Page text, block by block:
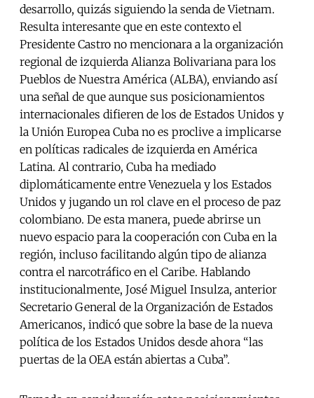
desarrollo, quizás siguiendo la senda de Vietnam.
Resulta interesante que en este contexto el
Presidente Castro no mencionara a la organización
regional de izquierda Alianza Bolivariana para los
Pueblos de Nuestra América (ALBA), enviando así
una señal de que aunque sus posicionamientos
internacionales difieren de los de Estados Unidos y
la Unión Europea Cuba no es proclive a implicarse
en políticas radicales de izquierda en América
Latina. Al contrario, Cuba ha mediado
diplomáticamente entre Venezuela y los Estados
Unidos y jugando un rol clave en el proceso de paz
colombiano. De esta manera, puede abrirse un
nuevo espacio para la cooperación con Cuba en la
región, incluso facilitando algún tipo de alianza
contra el narcotráfico en el Caribe. Hablando
institucionalmente, José Miguel Insulza, anterior
Secretario General de la Organización de Estados
Americanos, indicó que sobre la base de la nueva
política de los Estados Unidos desde ahora “las
puertas de la OEA están abiertas a Cuba”.